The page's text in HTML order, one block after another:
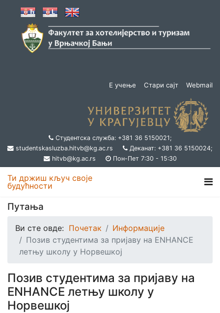
Е учење Стари сајт Webmail
Студентска служба: +381 36 5150021;
studentskasluzba.hitvb@kg.ac.rs
Деканат: +381 36 5150024;
hitvb@kg.ac.rs
Пон-Пет 7:30 - 15:30
Ти држиш кључ своје
будућности
Путања
Ви сте овде: Почетак
Информације
Позив студентима за пријаву на ENHANCE
летњу школу у Норвешкој
Позив студентима за пријаву на
ENHANCE летњу школу у
Норвешкој